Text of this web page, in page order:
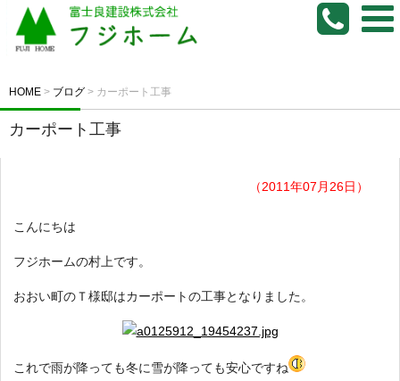
HOME > ブログ > カーポート工事
カーポート工事
（2011年07月26日）
こんにちは
フジホームの村上です。
おおい町のＴ様邸はカーポートの工事となりました。
これで雨が降っても冬に雪が降っても安心ですね